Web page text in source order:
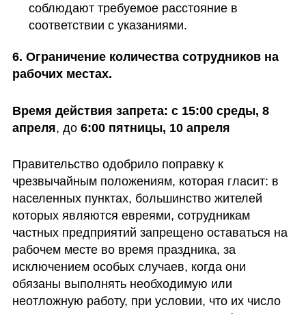
соблюдают требуемое расстояние в
соответствии с указаниями.
6. Ограничение количества сотрудников на
рабочих местах.
Время действия запрета: с 15:00 среды, 8
апреля, до 6:00 пятницы, 10 апреля
Правительство одобрило поправку к
чрезвычайным положениям, которая гласит: в
населенных пунктах, большинство жителей
которых являются евреями, сотрудникам
частных предприятий запрещено оставаться на
рабочем месте во время праздника, за
исключением особых случаев, когда они
обязаны выполнять необходимую или
неотложную работу, при условии, что их число